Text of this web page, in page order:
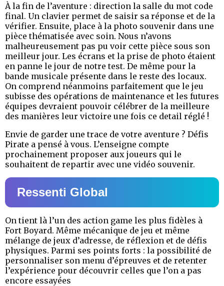
À la fin de l’aventure : direction la salle du mot code
final. Un clavier permet de saisir sa réponse et de la
vérifier. Ensuite, place à la photo souvenir dans une
pièce thématisée avec soin. Nous n’avons
malheureusement pas pu voir cette pièce sous son
meilleur jour. Les écrans et la prise de photo étaient
en panne le jour de notre test. De même pour la
bande musicale présente dans le reste des locaux.
On comprend néanmoins parfaitement que le jeu
subisse des opérations de maintenance et les futures
équipes devraient pouvoir célébrer de la meilleure
des manières leur victoire une fois ce detail réglé !
Envie de garder une trace de votre aventure ? Défis
Pirate a pensé à vous. L’enseigne compte
prochainement proposer aux joueurs qui le
souhaitent de repartir avec une vidéo souvenir.
Ressenti Global
On tient là l’un des action game les plus fidèles à
Fort Boyard. Même mécanique de jeu et même
mélange de jeux d’adresse, de réflexion et de défis
physiques. Parmi ses points forts : la possibilité de
personnaliser son menu d’épreuves et de retenter
l’expérience pour découvrir celles que l’on a pas
encore essayées